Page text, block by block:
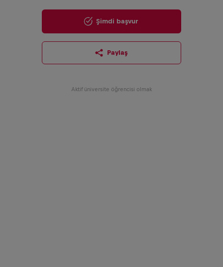
Şimdi başvur
Paylaş
Aktif üniversite öğrencisi olmak